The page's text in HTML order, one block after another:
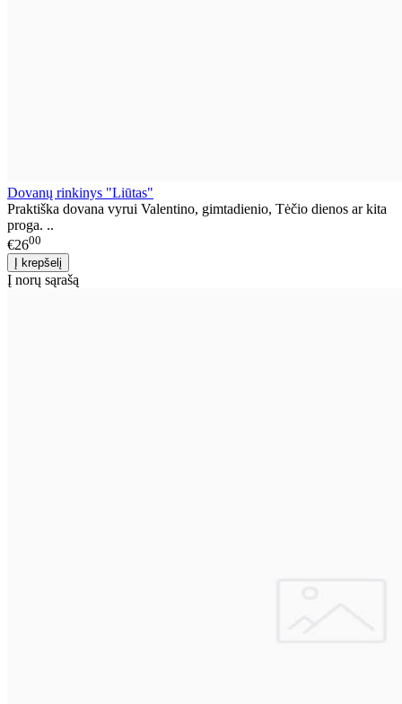
Dovanų rinkinys "Liūtas"
Praktiška dovana vyrui Valentino, gimtadienio, Tėčio dienos ar kita
proga. ..
€2600
Į norų sąrašą